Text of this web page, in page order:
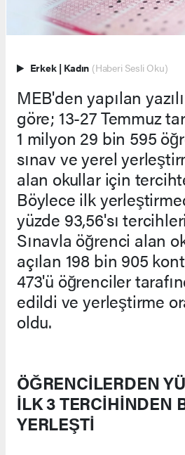
Erkek | Kadın (Haberi Sesli Oku)
MEB'den yapılan
göre; 13-27 Temmuz
1 milyon 29 bin 595
sınav ve yerel
alan okullar için
Böylece ilk
yüzde 93,56'sı
Sınavla öğrenci alan
açılan 198 bin 905
473'ü öğrenciler
edildi ve yerleştirme
oldu.
ÖĞRENCİLERDEN
İLK 3 TERCİHİNDEN
YERLEŞTİ